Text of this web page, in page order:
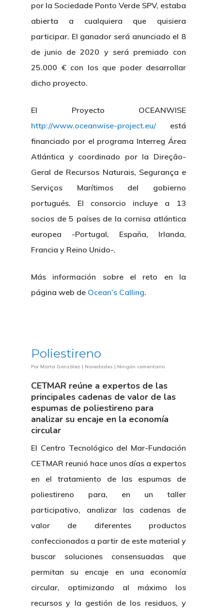
por la Sociedade Ponto Verde SPV, estaba
abierta a cualquiera que quisiera
participar. El ganador será anunciado el 8
de junio de 2020 y será premiado con
25.000 € con los que poder desarrollar
dicho proyecto.
El Proyecto OCEANWISE
http://www.oceanwise-project.eu/ está
financiado por el programa Interreg Área
Atlántica y coordinado por la Direção-
Geral de Recursos Naturais, Segurança e
Serviços Marítimos del gobierno
portugués. El consorcio incluye a 13
socios de 5 países de la cornisa atlántica
europea -Portugal, España, Irlanda,
Francia y Reino Unido-.
Más información sobre el reto en la
página web de Ocean’s Calling.
Poliestireno
Por Marta González | Novedades | Ningún comentario
CETMAR reúne a expertos de las
principales cadenas de valor de las
espumas de poliestireno para
analizar su encaje en la economía
circular
El Centro Tecnológico del Mar-Fundación
CETMAR reunió hace unos días a expertos
en el tratamiento de las espumas de
poliestireno para, en un taller
participativo, analizar las cadenas de
valor de diferentes productos
confeccionados a partir de este material y
buscar soluciones consensuadas que
permitan su encaje en una economía
circular, optimizando al máximo los
recursos y la gestión de los residuos, y